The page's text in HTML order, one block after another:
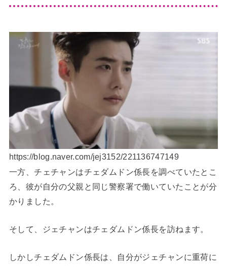
https://blog.naver.com/jej3152/221136747149
一方、チェチャンはチェダムドン係長を調べていたとこ
ろ、彼が自分の父親と同じ警察署で働いていたことが分
かりました。
そして、ジェチャンはチェダムドン係長を訪ねます。
しかしチェダムドン係長は、自分がジェチャンに重荷に